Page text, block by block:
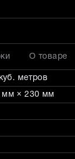
О товаре
метров
мм × 230 мм